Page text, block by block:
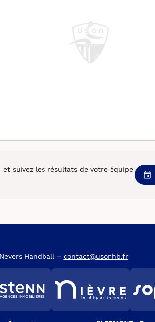
et suivez les résultats de votre équipe
Handball – contact@usonhb.fr